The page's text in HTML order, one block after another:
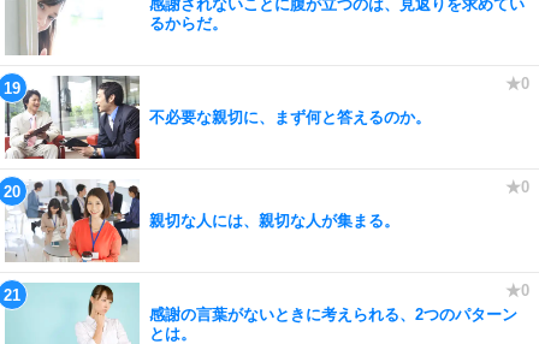
感謝されないことに腹が立つのは、見返りを求めてい
るからだ。
不必要な親切に、まず何と答えるのか。
親切な人には、親切な人が集まる。
感謝の言葉がないときに考えられる、2つのパターン
とは。